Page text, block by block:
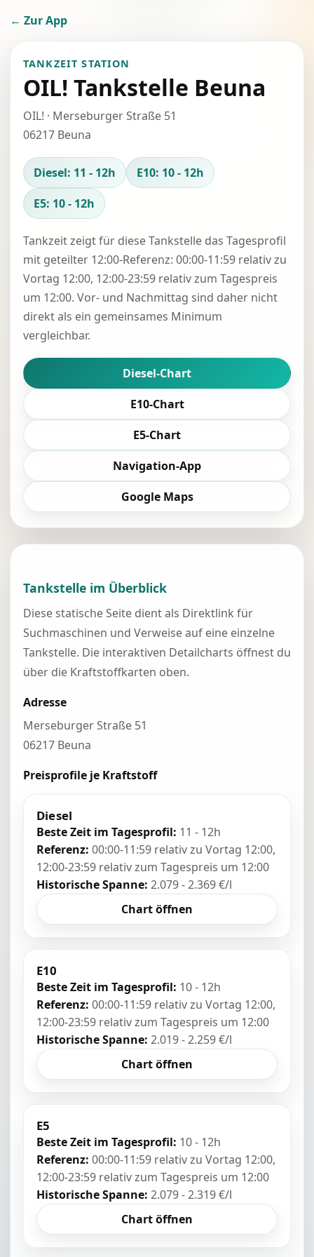
← Zur App
TANKZEIT STATION
OIL! Tankstelle Beuna
OIL! · Merseburger Straße 51
06217 Beuna
Diesel: 11 - 12h
E10: 10 - 12h
E5: 10 - 12h
Tankzeit zeigt für diese Tankstelle das Tagesprofil
mit geteilter 12:00-Referenz: 00:00-11:59 relativ zu
Vortag 12:00, 12:00-23:59 relativ zum Tagespreis
um 12:00. Vor- und Nachmittag sind daher nicht
direkt als ein gemeinsames Minimum
vergleichbar.
Diesel-Chart
E10-Chart
E5-Chart
Navigation-App
Google Maps
Tankstelle im Überblick
Diese statische Seite dient als Direktlink für
Suchmaschinen und Verweise auf eine einzelne
Tankstelle. Die interaktiven Detailcharts öffnest du
über die Kraftstoffkarten oben.
Adresse
Merseburger Straße 51
06217 Beuna
Preisprofile je Kraftstoff
Diesel
Beste Zeit im Tagesprofil: 11 - 12h
Referenz: 00:00-11:59 relativ zu Vortag 12:00,
12:00-23:59 relativ zum Tagespreis um 12:00
Historische Spanne: 2.079 - 2.369 €/l
Chart öffnen
E10
Beste Zeit im Tagesprofil: 10 - 12h
Referenz: 00:00-11:59 relativ zu Vortag 12:00,
12:00-23:59 relativ zum Tagespreis um 12:00
Historische Spanne: 2.019 - 2.259 €/l
Chart öffnen
E5
Beste Zeit im Tagesprofil: 10 - 12h
Referenz: 00:00-11:59 relativ zu Vortag 12:00,
12:00-23:59 relativ zum Tagespreis um 12:00
Historische Spanne: 2.079 - 2.319 €/l
Chart öffnen